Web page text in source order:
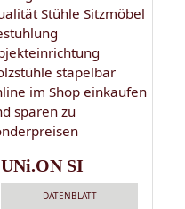
UNi.ON SI
DATENBLATT